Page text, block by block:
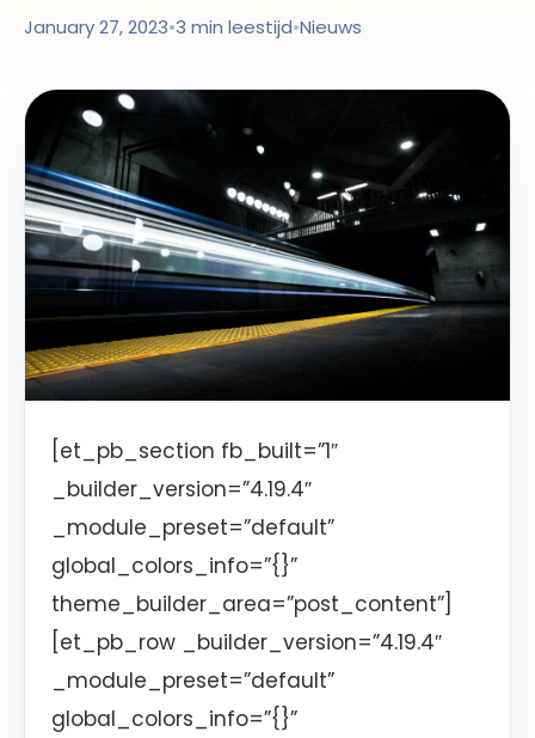
January 27, 2023•3 min leestijd•Nieuws
[et_pb_section fb_built=”1″
_builder_version=”4.19.4″
_module_preset=”default”
global_colors_info=”{}”
theme_builder_area=”post_content”]
[et_pb_row _builder_version=”4.19.4″
_module_preset=”default”
global_colors_info=”{}”